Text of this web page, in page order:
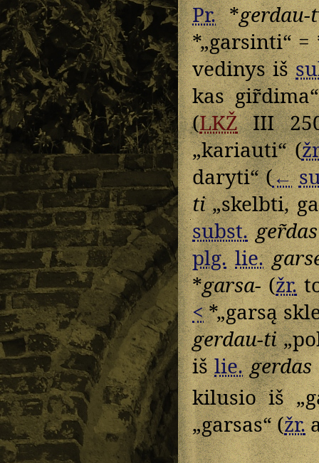
Pr.*gerdau-
*„garsinti“
vedinys iš
kas
(LKŽIII
„kariauti“ (
daryti“ (←
ti„skelbti,
subst. ger̃das
plg. lie.
*garsa-(žr.
<*„garsą
gerdau-ti
išlie. gerdas
kilusio iš
„garsas“ (žr.